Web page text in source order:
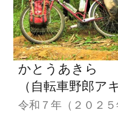
かとうあきら
（自転車野郎ア
令和７年（２０２